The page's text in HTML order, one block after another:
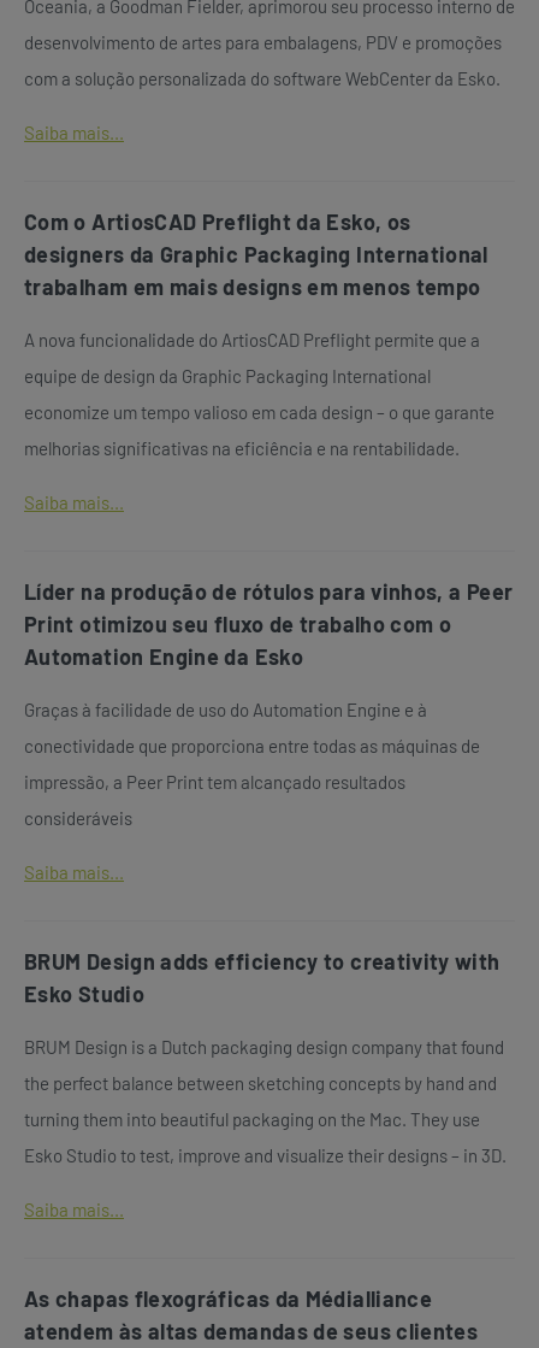
Oceania, a Goodman Fielder, aprimorou seu processo interno de
desenvolvimento de artes para embalagens, PDV e promoções
com a solução personalizada do software WebCenter da Esko.
Saiba mais...
Com o ArtiosCAD Preflight da Esko, os
designers da Graphic Packaging International
trabalham em mais designs em menos tempo
A nova funcionalidade do ArtiosCAD Preflight permite que a
equipe de design da Graphic Packaging International
economize um tempo valioso em cada design – o que garante
melhorias significativas na eficiência e na rentabilidade.
Saiba mais...
Líder na produção de rótulos para vinhos, a Peer
Print otimizou seu fluxo de trabalho com o
Automation Engine da Esko
Graças à facilidade de uso do Automation Engine e à
conectividade que proporciona entre todas as máquinas de
impressão, a Peer Print tem alcançado resultados
consideráveis
Saiba mais...
BRUM Design adds efficiency to creativity with
Esko Studio
BRUM Design is a Dutch packaging design company that found
the perfect balance between sketching concepts by hand and
turning them into beautiful packaging on the Mac. They use
Esko Studio to test, improve and visualize their designs – in 3D.
Saiba mais...
As chapas flexográficas da Médialliance
atendem às altas demandas de seus clientes